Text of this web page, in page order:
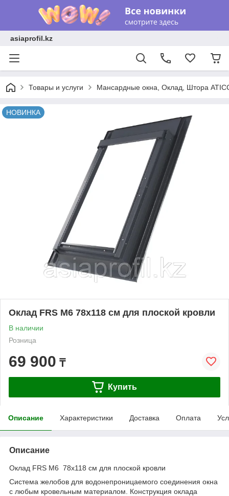
asiaprofil.kz
Товары и услуги Мансардные окна, Оклад, Штора
НОВИНКА
Оклад FRS M6 78х118 см для плоской кровли
В наличии
Розница
69 900 ₸
Купить
Описание Характеристики Доставка Оплата
Описание
Оклад FRS M6 78х118 см для плоской кровли
Система желобов для водонепроницаемого соединения окна
с любым кровельным материалом. Конструкция оклада